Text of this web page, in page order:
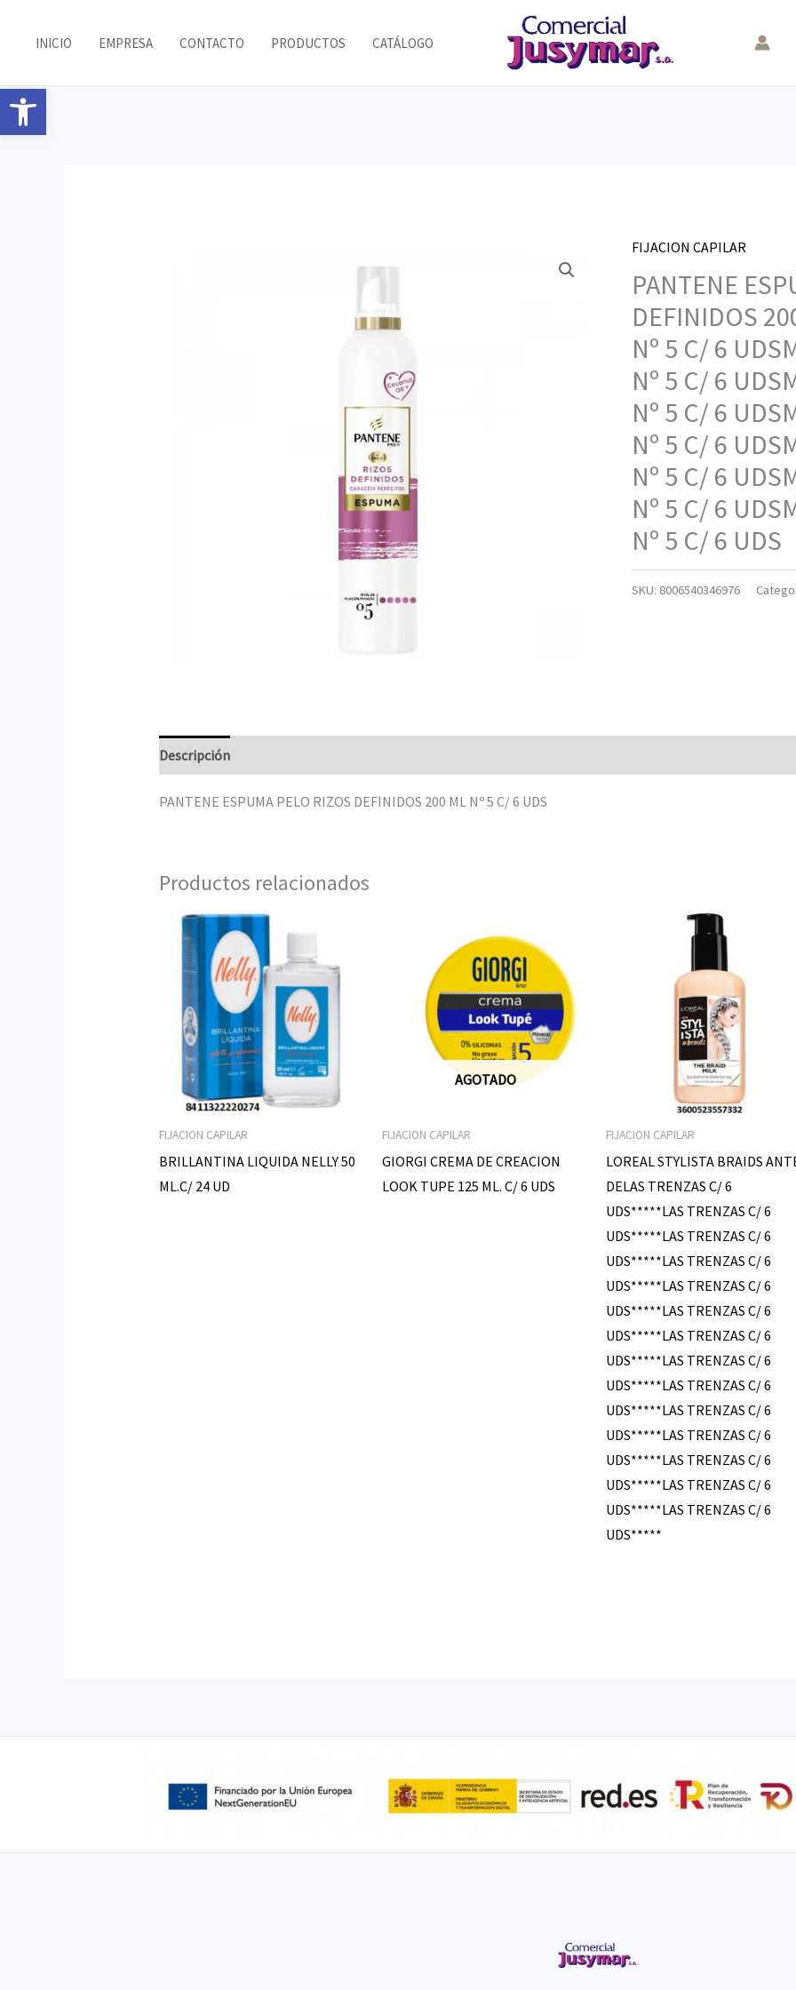
Abrir barra de herramientas
INICIO EMPRESA CONTACTO PRODUCTOS CATÁLOGO
FIJACION CAPILAR
PANTENE
DEFINIDOS
Nº 5 C/ 6
Nº 5 C/ 6
Nº 5 C/ 6
Nº 5 C/ 6
Nº 5 C/ 6
Nº 5 C/ 6
Nº 5 C/ 6 UDS
SKU: 8006540346976
Descripción
PANTENE ESPUMA PELO RIZOS DEFINIDOS 200 ML Nº 5 C/ 6 UDS
Productos relacionados
FIJACION CAPILAR
BRILLANTINA LIQUIDA NELLY 50
ML.C/ 24 UD
AGOTADO
FIJACION CAPILAR
GIORGI CREMA DE CREACION
LOOK TUPE 125 ML. C/ 6 UDS
FIJACION CAPILAR
LOREAL STYLISTA BRAIDS
DELAS TRENZAS C/ 6
UDS*****LAS TRENZAS C/ 6
UDS*****LAS TRENZAS C/ 6
UDS*****LAS TRENZAS C/ 6
UDS*****LAS TRENZAS C/ 6
UDS*****LAS TRENZAS C/ 6
UDS*****LAS TRENZAS C/ 6
UDS*****LAS TRENZAS C/ 6
UDS*****LAS TRENZAS C/ 6
UDS*****LAS TRENZAS C/ 6
UDS*****LAS TRENZAS C/ 6
UDS*****LAS TRENZAS C/ 6
UDS*****LAS TRENZAS C/ 6
UDS*****LAS TRENZAS C/ 6
UDS*****